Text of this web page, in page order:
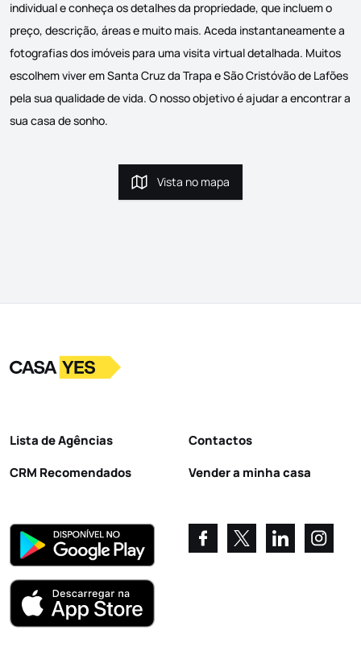
individual e conheça os detalhes da propriedade, que incluem o
preço, descrição, áreas e muito mais. Aceda instantaneamente a
fotografias dos imóveis para uma visita virtual detalhada. Muitos
escolhem viver em Santa Cruz da Trapa e São Cristóvão de Lafões
pela sua qualidade de vida. O nosso objetivo é ajudar a encontrar a
sua casa de sonho.
Vista no mapa
Vista no mapa
LogoIr para a homepage
Lista de Agências
CRM Recomendados
Contactos
Vender a minha casa